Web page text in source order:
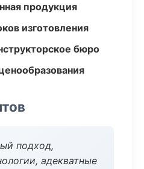
продукция
изготовления
бюро
подход,
адекватные